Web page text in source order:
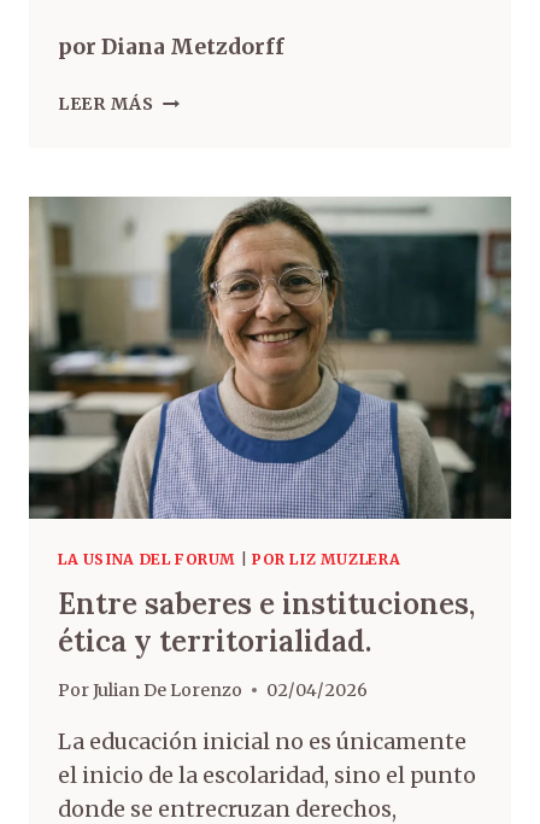
por Diana Metzdorff
LEER MÁS
LA USINA DEL FORUM POR LIZ MUZLERA
Entre saberes e instituciones,
ética y territorialidad.
PorJulian De Lorenzo 02/04/2026
La educación inicial no es únicamente
el inicio de la escolaridad, sino el punto
donde se entrecruzan derechos,